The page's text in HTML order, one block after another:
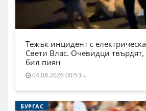
Тежък инцидент с
Свети Влас. Очевидци твърдят,
бил пиян
04.08.2026 00:53ч.
БУРГАС